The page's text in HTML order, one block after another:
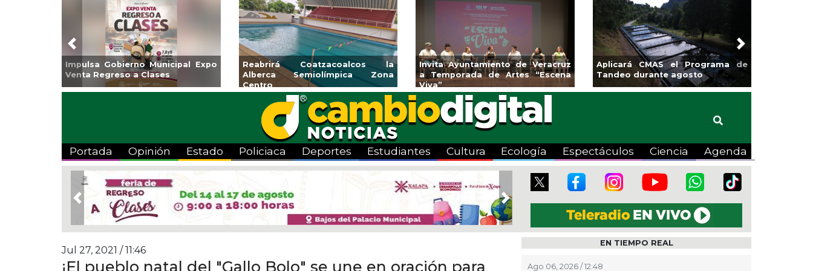
Gobierno Municipal Expo
Regreso a Clases
Reabrirá Coatzacoalcos la
Alberca Semiolímpica Zona
Centro
Invita Ayuntamiento de Veracruz
a Temporada de Artes “Escena
Viva”
Aplicará CMAS el Programa de
Tandeo durante agosto
Guarniciones y banquetas para
colonia El Mango en Pánuco
Previous Next
Portada Opinión Estado Policiaca Deportes Estudiantes Cultura Ecología Espectáculos Ciencia Agenda
Previous Next
Jul 27, 2021 / 11:46
¡El pueblo natal del "Gallo Bolo" se une en oración para
EN TIEMPO REAL
Ago 06, 2026 / 12:48